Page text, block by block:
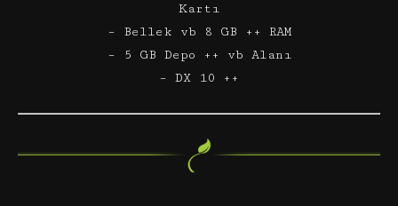
Kartı
– Bellek vb 8 GB ++ RAM
– 5 GB Depo ++ vb Alanı
– DX 10 ++